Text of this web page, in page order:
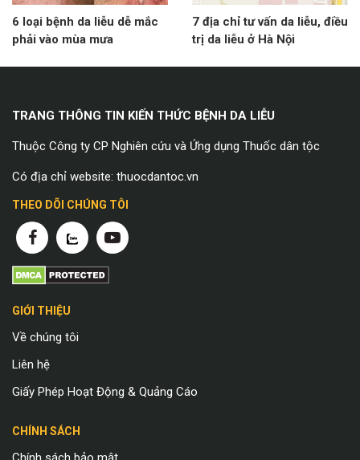
6 loại bệnh da liễu dễ mắc
phải vào mùa mưa
7 địa chỉ tư vấn da liễu, điều
trị da liễu ở Hà Nội
TRANG THÔNG TIN KIẾN THỨC BỆNH DA LIỄU
Thuộc Công ty CP Nghiên cứu và Ứng dụng Thuốc dân tộc
Có địa chỉ website: thuocdantoc.vn
THEO DÕI CHÚNG TÔI
GIỚI THIỆU
Về chúng tôi
Liên hệ
Giấy Phép Hoạt Động & Quảng Cáo
CHÍNH SÁCH